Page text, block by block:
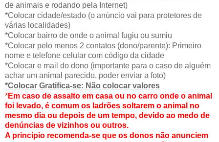
de animais e rodando pela Internet)
*Colocar cidade/estado (o anúncio vai para protetores de
várias localidades)
*Colocar bairro de onde o animal fugiu ou sumiu
*Colocar pelo menos 2 contatos (dono/parente): Primeiro
nome e telefone celular com código da cidade
*Colocar e mail do dono (importante para o caso de alguém
achar um animal parecido, poder enviar a foto)
*Colocar Gratifica-se: Não colocar valores
*Em caso de assalto em casa ou no carro onde o animal
foi levado, é comum os ladrões soltarem o animal no
mesmo dia ou depois de um tempo, devido ao medo de
denúncias de vizinhos ou outros.
A princípio recomenda-se que os donos não anunciem